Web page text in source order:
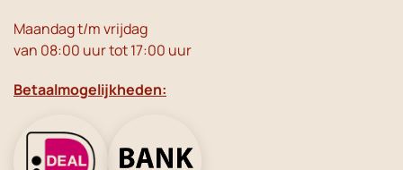
Maandag t/m vrijdag
van 08:00 uur tot 17:00 uur
Betaalmogelijkheden: